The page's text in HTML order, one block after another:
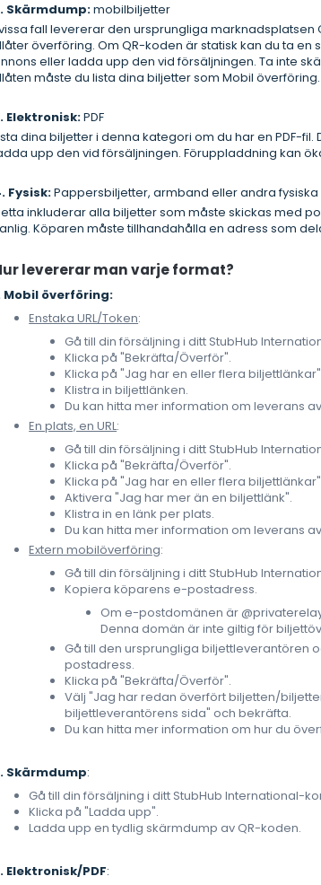
Skärmdump:mobilbiljetter
fall levererar den ursprungliga
överföring. Om QR-koden är statisk kan du ta
eller ladda upp den vid försäljningen. Ta inte
måste du lista dina biljetter som Mobil överföring.
Elektronisk:PDF
dina biljetter i denna kategori om du har en PDF-
upp den vid försäljningen. Föruppladdning kan
Fysisk:Pappersbiljetter, armband eller andra
inkluderar alla biljetter som måste skickas med
Köparen måste tillhandahålla en adress som
levererar man varje format?
Mobil överföring:
Enstaka URL/Token:
Gå till din försäljning i ditt StubHub
Klicka på "Bekräfta/Överför".
Klicka på "Jag har en eller flera
Klistra in biljettlänken.
Du kan hitta mer information om leverans
En plats, en URL:
Gå till din försäljning i ditt StubHub
Klicka på "Bekräfta/Överför".
Klicka på "Jag har en eller flera
Aktivera "Jag har mer än en biljettlänk".
Klistra in en länk per plats.
Du kan hitta mer information om leverans
Extern mobilöverföring:
Gå till din försäljning i ditt StubHub
Kopiera köparens e-postadress.
Om e-postdomänen är
Denna domän är inte giltig för
Gå till den ursprungliga biljettleverantören
postadress.
Klicka på "Bekräfta/Överför".
Välj "Jag har redan överfört biljetten/
biljettleverantörens sida" och bekräfta.
Du kan hitta mer information om hur du
Skärmdump:
Gå till din försäljning i ditt StubHub International-
Klicka på "Ladda upp".
Ladda upp en tydlig skärmdump av QR-koden.
Elektronisk/PDF: